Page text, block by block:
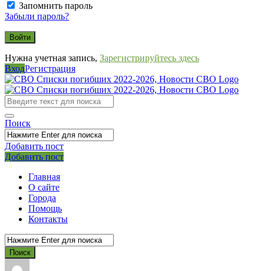
Запомнить пароль
Забыли пароль?
Нужна учетная запись, Зарегистрируйтесь здесь
ВходРегистрация
СВО
Списки
погибших
2022-
2026,
Новости
СВО
Поиск
Добавить пост
Мобильное
меню
Выйти
Добавить пост
Главная
О сайте
Города
Помощь
Контакты